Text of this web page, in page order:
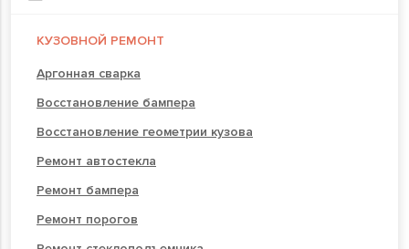
КУЗОВНОЙ РЕМОНТ
Аргонная сварка
Восстановление бампера
Восстановление геометрии кузова
Ремонт автостекла
Ремонт бампера
Ремонт порогов